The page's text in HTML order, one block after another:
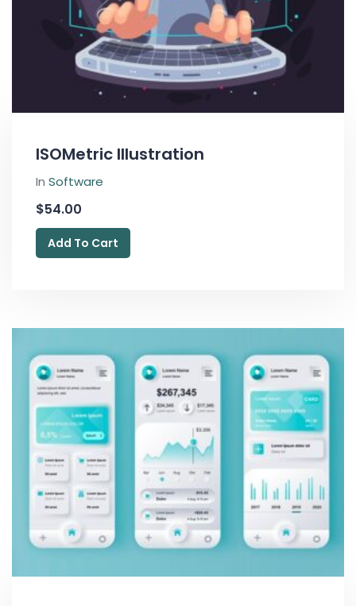
ISOMetric Illustration
In Software
$54.00
Add To Cart